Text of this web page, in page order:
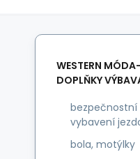
WESTERN MÓDA-
DOPLŇKY
bezpečnostní
vybavení
bola, motýlky